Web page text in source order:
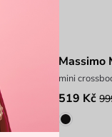
Massimo
mini
519 Kč